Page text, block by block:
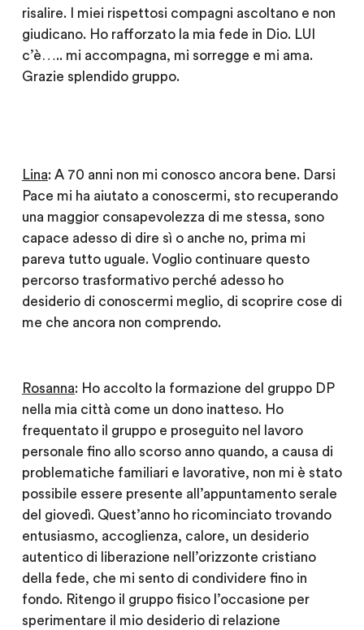
risalire. I miei rispettosi compagni ascoltano e non
giudicano. Ho rafforzato la mia fede in Dio. LUI
c’è….. mi accompagna, mi sorregge e mi ama.
Grazie splendido gruppo.
Lina: A 70 anni non mi conosco ancora bene. Darsi
Pace mi ha aiutato a conoscermi, sto recuperando
una maggior consapevolezza di me stessa, sono
capace adesso di dire sì o anche no, prima mi
pareva tutto uguale. Voglio continuare questo
percorso trasformativo perché adesso ho
desiderio di conoscermi meglio, di scoprire cose di
me che ancora non comprendo.
Rosanna: Ho accolto la formazione del gruppo DP
nella mia città come un dono inatteso. Ho
frequentato il gruppo e proseguito nel lavoro
personale fino allo scorso anno quando, a causa di
problematiche familiari e lavorative, non mi è stato
possibile essere presente all’appuntamento serale
del giovedì. Quest’anno ho ricominciato trovando
entusiasmo, accoglienza, calore, un desiderio
autentico di liberazione nell’orizzonte cristiano
della fede, che mi sento di condividere fino in
fondo. Ritengo il gruppo fisico l’occasione per
sperimentare il mio desiderio di relazione